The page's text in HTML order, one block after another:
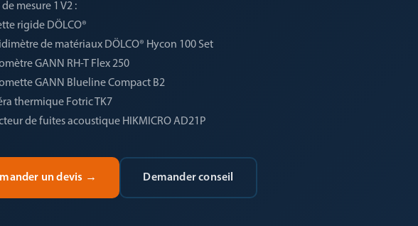
mesure 1 V2 :
rigide DÖLCO®
de matériaux DÖLCO® Hycon 100 Set
GANN RH-T Flex 250
GANN Blueline Compact B2
thermique Fotric TK7
de fuites acoustique HIKMICRO AD21P
un devis → Demander conseil